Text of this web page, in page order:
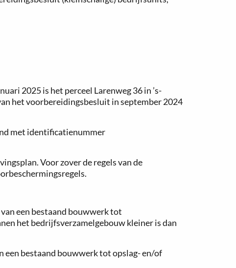
2025 is het perceel Larenweg 36 in ’s-
het voorbereidingsbesluit in september 2024
met identificatienummer
Voor zover de regels van de
een bestaand bouwwerk tot
het bedrijfsverzamelgebouw kleiner is dan
een bestaand bouwwerk tot opslag- en/of